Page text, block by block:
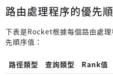
路由處理程序的優先
下表是Rocket根據每個路由處
先順序值：
路徑類型 查詢類型 Rank值